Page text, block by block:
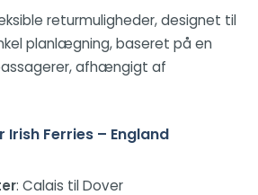
returmuligheder, designet til
planlægning, baseret på en
afhængigt af
Ferries – England
: Calais til Dover